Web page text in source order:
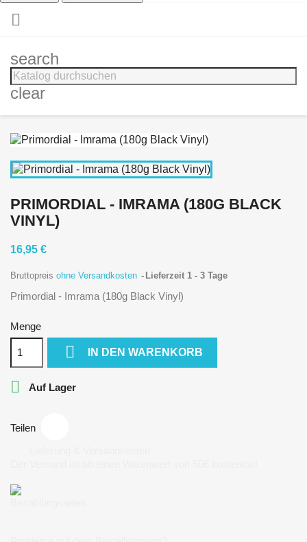

search
clear
PRIMORDIAL - IMRAMA (180G BLACK
VINYL)
16,95 €
Bruttopreis ohne Versandkosten Lieferzeit 1 - 3 Tage
Primordial - Imrama (180g Black Vinyl)
Menge
 IN DEN WARENKORB
 Auf Lager
Teilen